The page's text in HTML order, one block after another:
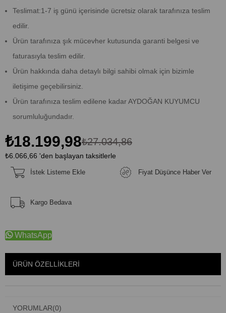
Teslimat:1-7 iş günü içerisinde ücretsiz olarak tarafınıza teslim
edilir.
Ürün tarafınıza şık mücevher kutusunda garanti belgesi ve
faturasıyla teslim edilir.
Ürün hakkında daha detaylı bilgi sahibi olmak için bizimle
iletişime geçebilirsiniz.
Ürün tarafınıza teslim edilene kadar AYDOĞAN KUYUMCU
sorumluluğundadır.
₺27.034,86
₺18.199,98
₺6.066,66 'den başlayan taksitlerle
İstek Listeme Ekle Fiyat Düşünce Haber Ver
Kargo Bedava
WhatsApp
ÜRÜN ÖZELLIKLERI
YORUMLAR(0)